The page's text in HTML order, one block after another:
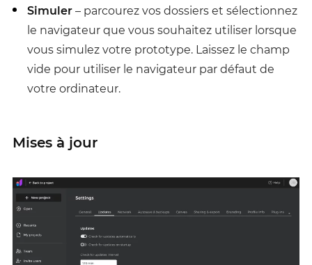
Simuler– parcourez vos dossiers et sélectionnez
le navigateur que vous souhaitez utiliser lorsque
vous simulez votre prototype. Laissez le champ
vide pour utiliser le navigateur par défaut de
votre ordinateur.
Mises à jour